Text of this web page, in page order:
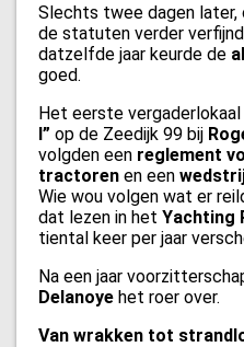
Slechts twee dagen later,
de statuten verder
datzelfde jaar keurde de
goed.
Het eerste
I” op de Zeedijk 99 bij
volgden een reglement
tractoren en een
Wie wou volgen wat er
dat lezen in het Yachting
tiental keer per jaar
Na een jaar
Delanoye het roer over.
Van wrakken tot